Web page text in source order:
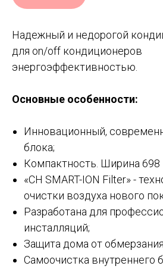
Надежный и недорогой
для on/off кондиционеров
энергоэффективностью.
Основные особенности:
Инновационный,
блока;
Компактность. Ширина
«CH SMART-ION Filter» -
очистки воздуха нового
Разработана для
инсталляций;
Защита дома от обмерзания
Самоочистка внутреннего